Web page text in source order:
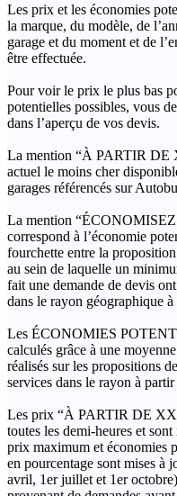
Les prix et les économies
la marque, du modèle, de
garage et du moment et de
être effectuée.
Pour voir le prix le plus bas
potentielles possibles, vous
dans l’aperçu de vos devis.
La mention “À PARTIR DE
actuel le moins cher
garages référencés sur
La mention
correspond à l’économie
fourchette entre la
au sein de laquelle un
fait une demande de devis
dans le rayon géographique
Les ÉCONOMIES
calculés grâce à une
réalisés sur les propositions
services dans le rayon à
Les prix “À PARTIR DE
toutes les demi-heures et
prix maximum et économies
en pourcentage sont mises à
avril, 1er juillet et 1er